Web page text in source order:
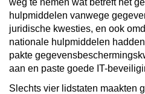
hulpmiddelen vanwege
juridische kwesties, en ook
nationale hulpmiddelen
pakte
aan en paste goede IT-
Slechts vier lidstaten maakten